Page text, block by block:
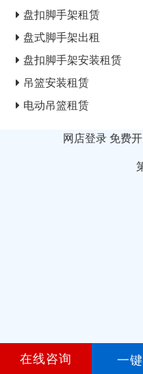
盘扣脚手架租赁
盘式脚手架出租
盘扣脚手架安装租赁
吊篮安装租赁
电动吊篮租赁
网店登录 免费
在线咨询 一